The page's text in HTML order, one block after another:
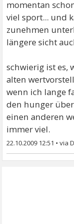
momentan
viel sport... und
zunehmen
längere sicht
schwierig ist es,
alten
wenn ich lange
den hunger
einen anderen
immer viel.
22.10.2009 12:51 •